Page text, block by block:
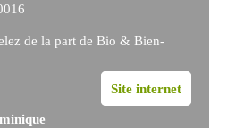
de la part de Bio & Bien-
Site internet